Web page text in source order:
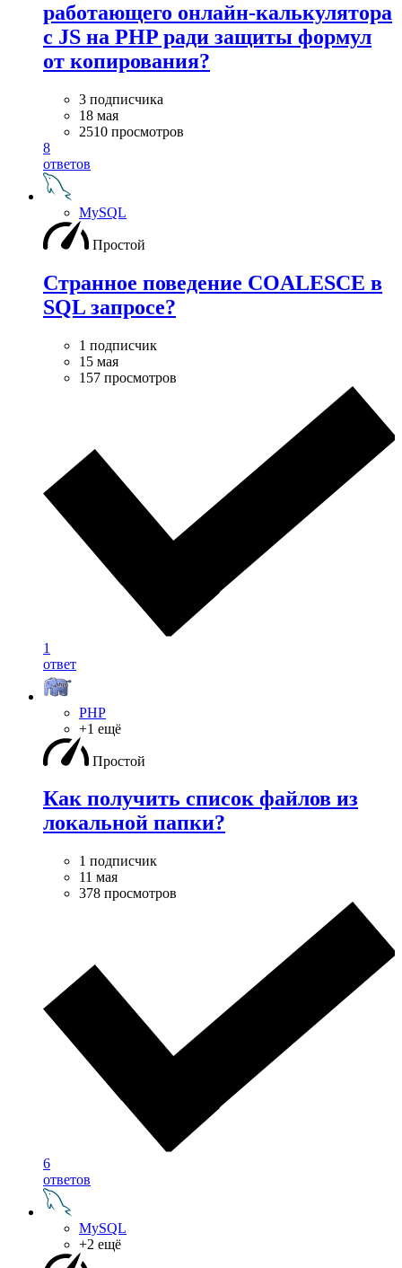
работающего онлайн-калькулятора
с JS на PHP ради защиты формул
от копирования?
3 подписчика
18 мая
2510 просмотров
8
ответов
MySQL
Простой
Странное поведение COALESCE в
SQL запросе?
1 подписчик
15 мая
157 просмотров
1
ответ
PHP
+1 ещё
Простой
Как получить список файлов из
локальной папки?
1 подписчик
11 мая
378 просмотров
6
ответов
MySQL
+2 ещё